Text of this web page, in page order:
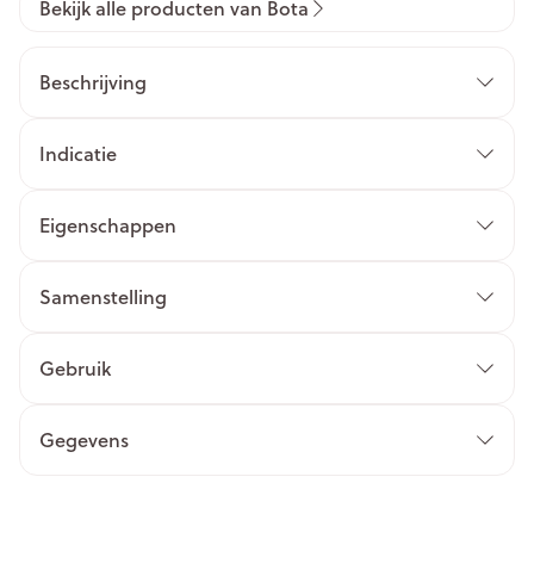
Bekijk alle producten van Bota
Beschrijving
Indicatie
Eigenschappen
Samenstelling
Gebruik
Gegevens